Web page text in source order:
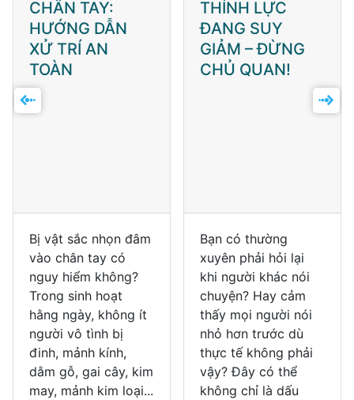
CHÂN TAY:
HƯỚNG DẪN
XỬ TRÍ AN
TOÀN
Bị vật sắc nhọn đâm
vào chân tay có
nguy hiểm không?
Trong sinh hoạt
hằng ngày, không ít
người vô tình bị
đinh, mảnh kính,
dằm gỗ, gai cây, kim
may, mảnh kim loại...
THÍNH LỰC
ĐANG SUY
GIẢM – ĐỪNG
CHỦ QUAN!
Bạn có thường
xuyên phải hỏi lại
khi người khác nói
chuyện? Hay cảm
thấy mọi người nói
nhỏ hơn trước dù
thực tế không phải
vậy? Đây có thể
không chỉ là dấu